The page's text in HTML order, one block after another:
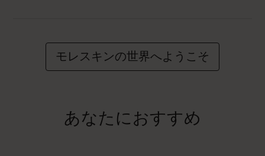
モレスキンの世界へようこそ
あなたにおすすめ